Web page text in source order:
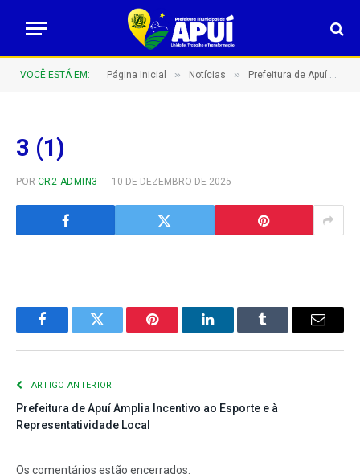
VOCÊ ESTÁ EM: Página Inicial » Notícias » Prefeitura de Apuí Amplia Incentivo ao Esporte e à Representatividade Local
3 (1)
POR CR2-ADMIN3 10 DE DEZEMBRO DE 2025
FacebookTwitter Pinterest LinkedInTumblr
E-
ARTIGO ANTERIOR
Prefeitura de Apuí Amplia Incentivo ao Esporte e à
Representatividade Local
Os comentários estão encerrados.